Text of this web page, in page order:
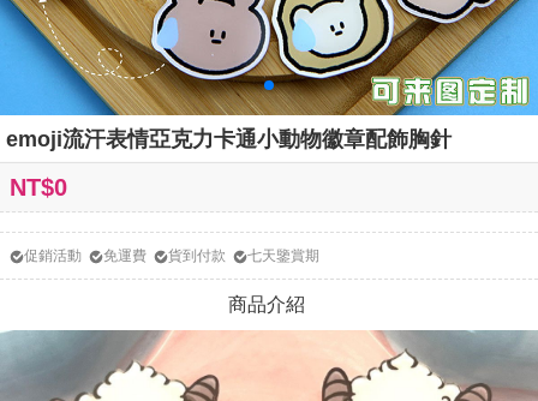
emoji流汗表情亞克力卡通小動物徽章配飾胸針
NT$0
促銷活動 免運費 貨到付款 七天鑒賞期
商品介紹